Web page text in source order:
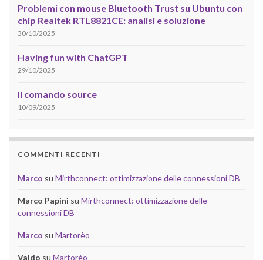
Problemi con mouse Bluetooth Trust su Ubuntu con
chip Realtek RTL8821CE: analisi e soluzione
30/10/2025
Having fun with ChatGPT
29/10/2025
Il comando source
10/09/2025
COMMENTI RECENTI
Marco su Mirthconnect: ottimizzazione delle connessioni DB
Marco Papini su Mirthconnect: ottimizzazione delle
connessioni DB
Marco su Martorèo
Valdo su Martorèo